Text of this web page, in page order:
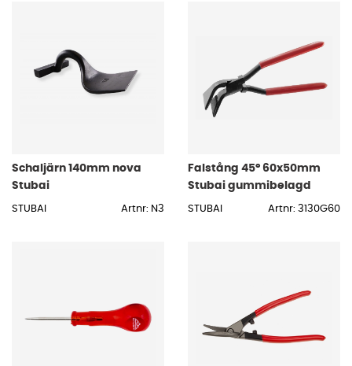
Schaljärn 140mm nova
Stubai
STUBAI Artnr: N3
Falstång 45° 60x50mm
Stubai gummibelagd
STUBAI Artnr: 3130G60